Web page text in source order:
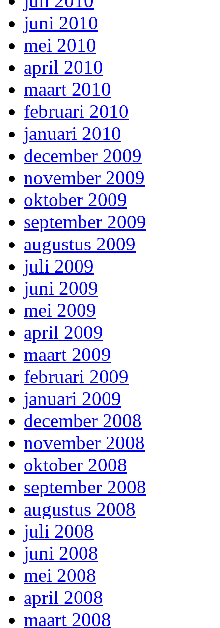
juni 2010
mei 2010
april 2010
maart 2010
februari 2010
januari 2010
december 2009
november 2009
oktober 2009
september 2009
augustus 2009
juli 2009
juni 2009
mei 2009
april 2009
maart 2009
februari 2009
januari 2009
december 2008
november 2008
oktober 2008
september 2008
augustus 2008
juli 2008
juni 2008
mei 2008
april 2008
maart 2008